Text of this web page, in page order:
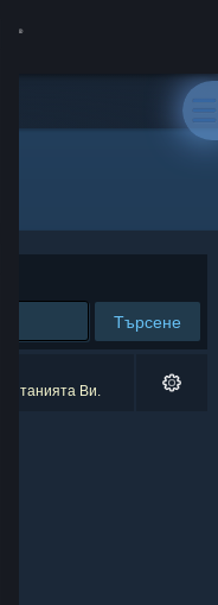
Търсене
Ви.